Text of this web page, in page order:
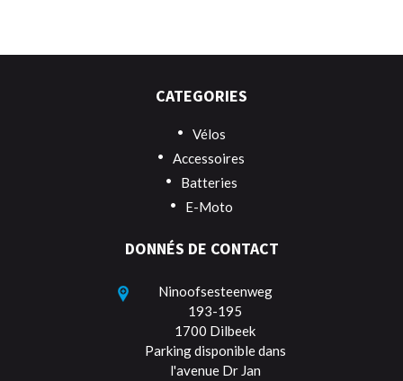
CATEGORIES
Vélos
Accessoires
Batteries
E-Moto
DONNÉS DE CONTACT
Ninoofsesteenweg
193-195
1700 Dilbeek
Parking disponible dans
l'avenue Dr Jan